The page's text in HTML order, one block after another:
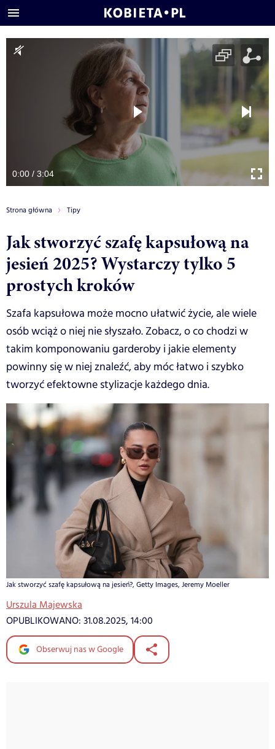
0:00 / 3:04
Strona główna Tipy
Jak stworzyć szafę kapsułową na
jesień 2025? Wystarczy tylko 5
prostych kroków
Szafa kapsułowa może mocno ułatwić życie, ale wiele
osób wciąż o niej nie słyszało. Zobacz, o co chodzi w
takim komponowaniu garderoby i jakie elementy
powinny się w niej znaleźć, aby móc łatwo i szybko
tworzyć efektowne stylizacje każdego dnia.
Jak stworzyć szafę kapsułową na jesień?, Getty Images, Jeremy Moeller
Urszula Majewska
OPUBLIKOWANO: 31.08.2025, 14:00
Obserwuj nas w Google